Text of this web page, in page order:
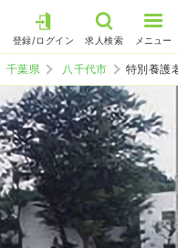
登録/ログイン 求人検索 メニュー
千葉県 八千代市 特別養護